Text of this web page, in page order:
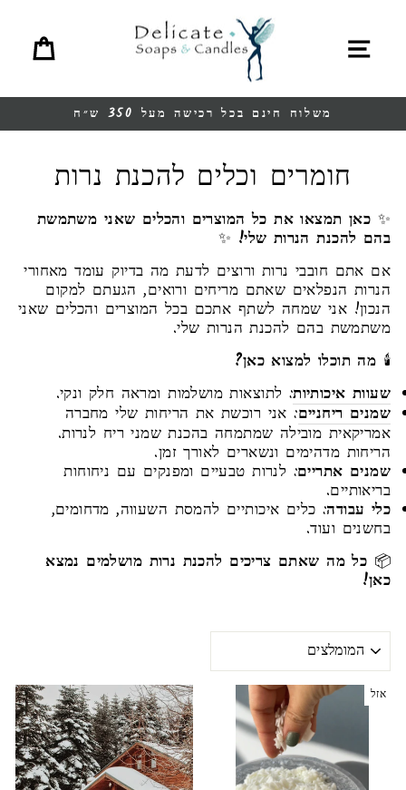
עצור
משלוח חינם בכל רכישה מעל 350 ש״ח
חומרים וכלים להכנת נרות
✨ כאן תמצאו את כל המוצרים והכלים שאני משתמשת
בהם להכנת הנרות שלי! ✨
אם אתם חובבי נרות ורוצים לדעת מה בדיוק עומד מאחורי
הנרות הנפלאים שאתם מריחים ורואים, הגעתם למקום
הנכון! אני שמחה לשתף אתכם בכל המוצרים והכלים שאני
משתמשת בהם להכנת הנרות שלי.
🕯️ מה תוכלו למצוא כאן?
שעוות איכותיות: לתוצאות מושלמות ומראה חלק ונקי.
שמנים ריחניים: אני רוכשת את הריחות שלי מחברה
אמריקאית מובילה שמתמחה בהכנת שמני ריח לנרות.
הריחות מדהימים ונשארים לאורך זמן.
שמנים אתריים: לנרות טבעיים ומפנקים עם ניחוחות
בריאותיים.
כלי עבודה: כלים איכותיים להמסת השעווה, מדחומים,
בחשנים ועוד.
📦 כל מה שאתם צריכים להכנת נרות מושלמים נמצא
כאן!
מינו
לפי
אזל